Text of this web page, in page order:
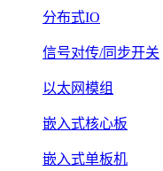
分布式IO
信号对传/同步开关
以太网模组
嵌入式核心板
嵌入式单板机